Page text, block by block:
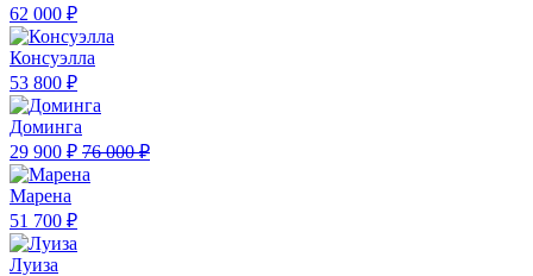
62 000 ₽
Консуэлла
53 800 ₽
Доминга
29 900 ₽ 76 000 ₽
Марена
51 700 ₽
Луиза